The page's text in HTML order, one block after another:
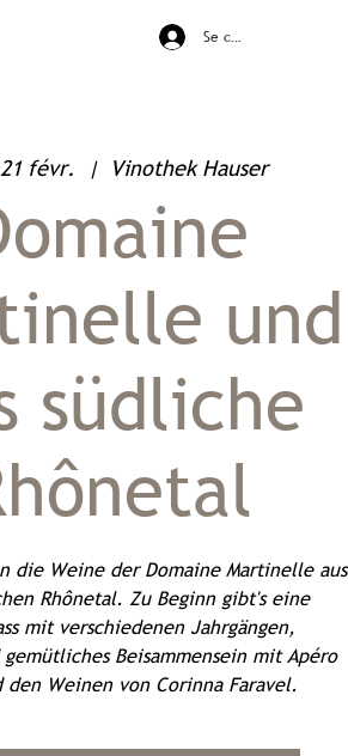
Se connecter
févr.
  |
Vinothek Hauser
und
südliche
die Weine der Domaine Martinelle aus
Rhônetal. Zu Beginn gibt's eine
mit verschiedenen Jahrgängen,
gemütliches Beisammensein mit Apéro
den Weinen von Corinna Faravel.